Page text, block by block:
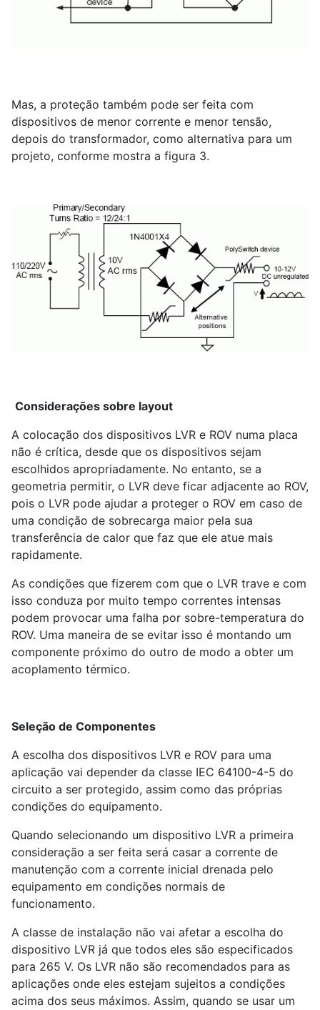
Mas, a proteção também pode ser feita com
dispositivos de menor corrente e menor tensão,
depois do transformador, como alternativa para um
projeto, conforme mostra a figura 3.
Considerações sobre layout
A colocação dos dispositivos LVR e ROV numa placa
não é crítica, desde que os dispositivos sejam
escolhidos apropriadamente. No entanto, se a
geometria permitir, o LVR deve ficar adjacente ao ROV,
pois o LVR pode ajudar a proteger o ROV em caso de
uma condição de sobrecarga maior pela sua
transferência de calor que faz que ele atue mais
rapidamente.
As condições que fizerem com que o LVR trave e com
isso conduza por muito tempo correntes intensas
podem provocar uma falha por sobre-temperatura do
ROV. Uma maneira de se evitar isso é montando um
componente próximo do outro de modo a obter um
acoplamento térmico.
Seleção de Componentes
A escolha dos dispositivos LVR e ROV para uma
aplicação vai depender da classe IEC 64100-4-5 do
circuito a ser protegido, assim como das próprias
condições do equipamento.
Quando selecionando um dispositivo LVR a primeira
consideração a ser feita será casar a corrente de
manutenção com a corrente inicial drenada pelo
equipamento em condições normais de
funcionamento.
A classe de instalação não vai afetar a escolha do
dispositivo LVR já que todos eles são especificados
para 265 V. Os LVR não são recomendados para as
aplicações onde eles estejam sujeitos a condições
acima dos seus máximos. Assim, quando se usar um